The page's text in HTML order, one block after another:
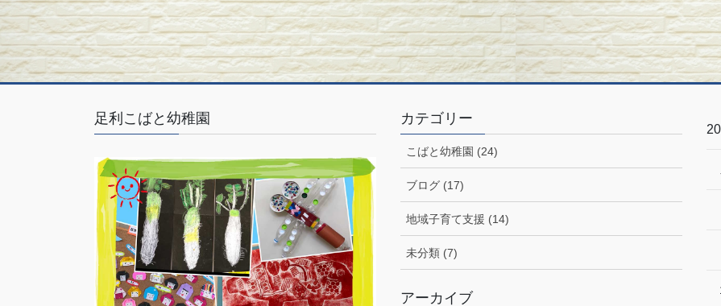
足利こばと幼稚園 カテゴリー
こばと幼稚園 (24)
ブログ (17)
地域子育て支援 (14)
未分類 (7)
アーカイブ